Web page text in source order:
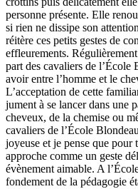
personne présente. Elle
si rien ne dissipe son
réitère ces petits gestes de
effleurements.
part des cavaliers de l’École
avoir entre l’homme et le
L’acceptation de cette
jument à se lancer dans une
cheveux, de la chemise ou
cavaliers de l’École
joyeuse et je pense que
approche comme un geste
évènement aimable. A
fondement de la pédagogie